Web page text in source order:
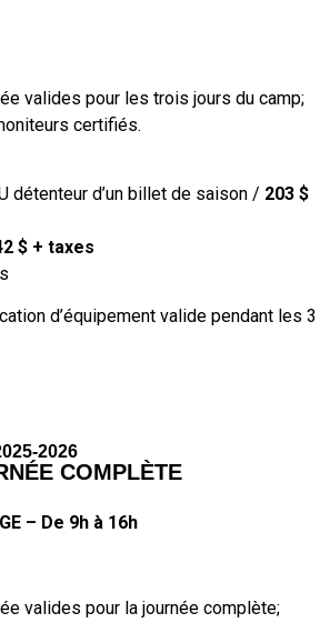
valides pour les trois jours du camp;
certifiés.
détenteur d’un billet de saison / 203 $
$ + taxes
d’équipement valide pendant les 3
2026
COMPLÈTE
– De 9h à 16h
valides pour la journée complète;